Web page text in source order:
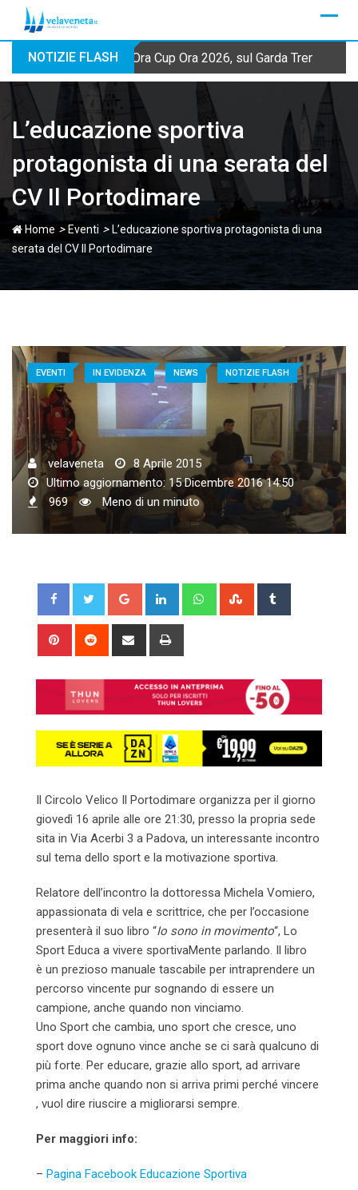
NOTIZIE FLASH Ora Cup Ora 2026, sul Garda Trentino
L’educazione sportiva
protagonista di una serata del
CV Il Portodimare
Home > Eventi > L’educazione sportiva protagonista di una
serata del CV Il Portodimare
EVENTI IN EVIDENZA NEWS NOTIZIE FLASH
velaveneta
8 Aprile 2015
Ultimo aggiornamento: 15 Dicembre 2016 14:50
969
Meno di un minuto
Google+ LinkedIn WhatsappStumbleUpon
Pinterest Reddit
Share
Il Circolo Velico Il Portodimare organizza per il giorno
giovedì 16 aprile alle ore 21:30, presso la propria sede
sita in Via Acerbi 3 a Padova, un interessante incontro
sul tema dello sport e la motivazione sportiva.
Relatore dell’incontro la dottoressa Michela Vomiero,
appassionata di vela e scrittrice, che per l’occasione
presenterà il suo libro “Io sono in movimento“, Lo
Sport Educa a vivere sportivaMente parlando. Il libro
è un prezioso manuale tascabile per intraprendere un
percorso vincente pur sognando di essere un
campione, anche quando non vinciamo.
Uno Sport che cambia, uno sport che cresce, uno
sport dove ognuno vince anche se ci sarà qualcuno di
più forte. Per educare, grazie allo sport, ad arrivare
prima anche quando non si arriva primi perché vincere
, vuol dire riuscire a migliorarsi sempre.
Per maggiori info:
– Pagina Facebook Educazione Sportiva